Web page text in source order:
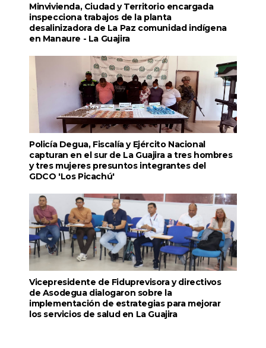
Minvivienda, Ciudad y Territorio encargada
inspecciona trabajos de la planta
desalinizadora de La Paz comunidad indígena
en Manaure - La Guajira
Policía Degua, Fiscalía y Ejército Nacional
capturan en el sur de La Guajira a tres hombres
y tres mujeres presuntos integrantes del
GDCO 'Los Picachú'
Vicepresidente de Fiduprevisora y directivos
de Asodegua dialogaron sobre la
implementación de estrategias para mejorar
los servicios de salud en La Guajira